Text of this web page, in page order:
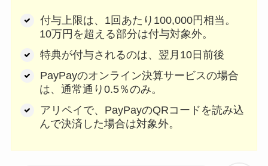
付与上限は、1回あたり100,000円相当。
10万円を超える部分は付与対象外。
特典が付与されるのは、翌月10日前後
PayPayのオンライン決算サービスの場合
は、通常通り0.5％のみ。
アリペイで、PayPayのQRコードを読み込
んで決済した場合は対象外。